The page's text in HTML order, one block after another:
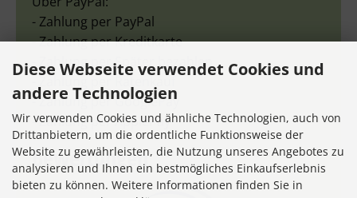
- Zahlung per PayPal
- Zahlung per Kreditkarte
- Zahlung per Später bezahlen
- Zahlung per GooglePay
- Zahlung per ApplePay
Bewertungen
Diese Webseite verwendet Cookies und
andere Technologien
Wir verwenden Cookies und ähnliche Technologien, auch von
Drittanbietern, um die ordentliche Funktionsweise der
Website zu gewährleisten, die Nutzung unseres Angebotes zu
analysieren und Ihnen ein bestmögliches Einkaufserlebnis
bieten zu können. Weitere Informationen finden Sie in